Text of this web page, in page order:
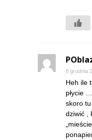
8 grudnia
Heh ile
płycie
skoro
dziwić ,